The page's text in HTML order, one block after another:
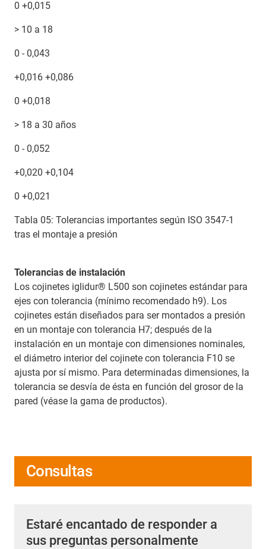
0 +0,015
> 10 a 18
0 - 0,043
+0,016 +0,086
0 +0,018
> 18 a 30 años
0 - 0,052
+0,020 +0,104
0 +0,021
Tabla 05: Tolerancias importantes según ISO 3547-1
tras el montaje a presión
Tolerancias de instalación
Los cojinetes iglidur® L500 son cojinetes estándar para
ejes con tolerancia (mínimo recomendado h9). Los
cojinetes están diseñados para ser montados a presión
en un montaje con tolerancia H7; después de la
instalación en un montaje con dimensiones nominales,
el diámetro interior del cojinete con tolerancia F10 se
ajusta por sí mismo. Para determinadas dimensiones, la
tolerancia se desvía de ésta en función del grosor de la
pared (véase la gama de productos).
Consultas
Estaré encantado de responder a
sus preguntas personalmente